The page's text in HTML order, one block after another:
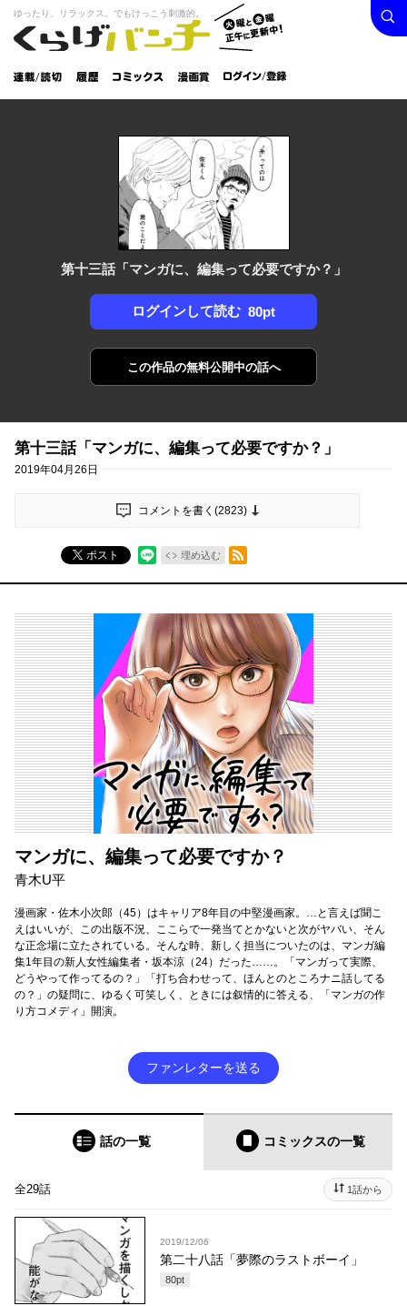
くらげバンチ
火曜と
金曜正
午に更
新中！
ゆったり、リラックス。でもけっこう刺激的。
連載/読
切
履
歴
コミック
漫画
賞
ログイン /
登録
検索
第十三話「マンガに、編集って必要ですか？」
ログインして読む 80pt
この作品の無料公開中の話へ
第十三話「マンガに、編集って必要ですか？」
2019年04月26日
コメントを書く(2823)
ポスト 埋め込む
RSSフィード
マンガに、編集って必要ですか？
青木U平
漫画家・佐木小次郎（45）はキャリア8年目の中堅漫画家。…と言えば聞こ
えはいいが、この出版不況、ここらで一発当てとかないと次がヤバい、そん
な正念場に立たされている。そんな時、新しく担当についたのは、マンガ編
集1年目の新人女性編集者・坂本涼（24）だった……。「マンガって実際、
どうやって作ってるの？」「打ち合わせって、ほんとのところナニ話してる
の？」の疑問に、ゆるく可笑しく、ときには叙情的に答える、「マンガの作
り方コメディ」開演。
ファンレターを送る
話の一覧 コミックスの一覧
全29話 1話から
2019/12/06
第二十八話「夢際のラストボーイ」
80pt